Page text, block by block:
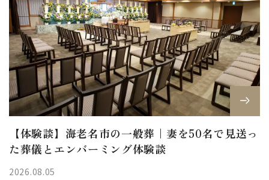
【体験談】海老名市の一般葬｜妻を50名で見送っ
た葬儀とエンバーミング体験談
2026.08.05